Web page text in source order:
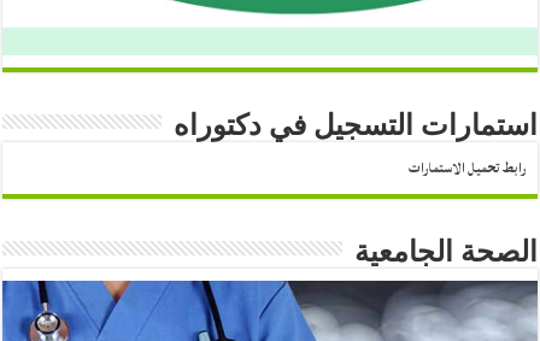
استمارات التسجيل في دكتوراه
رابط تحميل الاستمارات
الصحة الجامعية